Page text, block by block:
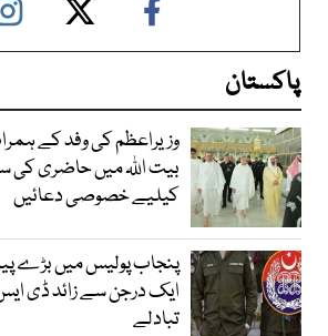
پاکستان
وزیراعظم کی وفد کے
بیت اللہ میں حاضری کی
کیلیے خصوصی دعائیں
پنجاب پولیس میں بڑے
ایک درجن سے زائد ڈی ایس
تبادلے